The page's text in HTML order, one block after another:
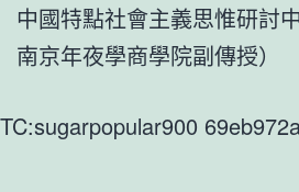
中國特點社會主義思惟研討
南京年夜學商學院副傳授）
TC:sugarpopular900